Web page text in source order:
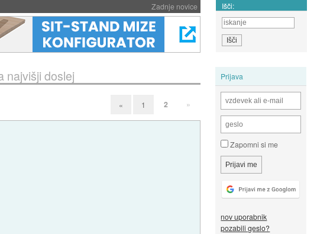
Zadnje novice Išči:
Prijava
Zapomni si me
nov uporabnik
pozabili geslo?
najvišji doslej
« 1 2 »